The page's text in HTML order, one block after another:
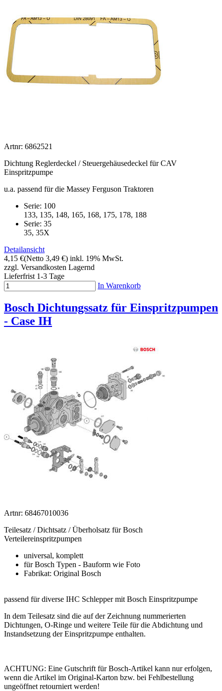
Artnr: 6862521
Dichtung Reglerdeckel / Steuergehäusedeckel für CAV
Einspritzpumpe
u.a. passend für die Massey Ferguson Traktoren
Serie: 100
133, 135, 148, 165, 168, 175, 178, 188
Serie: 35
35, 35X
Detailansicht
4,15 €(Netto 3,49 €) inkl. 19% MwSt.
zzgl. Versandkosten Lagernd
Lieferfrist 1-3 Tage
In Warenkorb
Bosch Dichtungssatz für Einspritzpumpen
- Case IH
Artnr: 68467010036
Teilesatz / Dichtsatz / Überholsatz für Bosch
Verteilereinspritzpumpen
universal, komplett
für Bosch Typen - Bauform wie Foto
Fabrikat: Original Bosch
passend für diverse IHC Schlepper mit Bosch Einspritzpumpe
In dem Teilesatz sind die auf der Zeichnung nummerierten
Dichtungen, O-Ringe und weitere Teile für die Abdichtung und
Instandsetzung der Einspritzpumpe enthalten.
ACHTUNG: Eine Gutschrift für Bosch-Artikel kann nur erfolgen,
wenn die Artikel im Original-Karton bzw. bei Fehlbestellung
ungeöffnet retourniert werden!